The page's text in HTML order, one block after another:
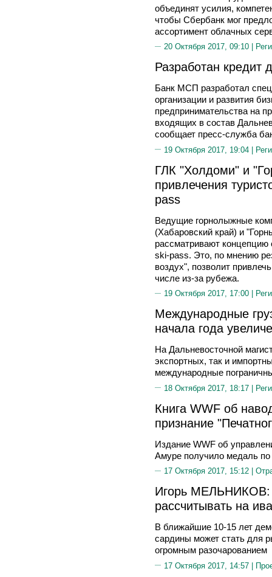
объединят усилия,
чтобы Сбербанк мог
ассортимент облачных
20 Октября 2017, 09:10 |
Разработан кредит
Банк МСП разработал
организации и развития
предпринимательства на
входящих в состав
сообщает пресс-служба
19 Октября 2017, 19:04 |
ГЛК "Холдоми" и
привлечения
pass
Ведущие горнолыжные
(Хабаровский край) и
рассматривают концепцию
ski-pass. Это, по мнению
воздух", позволит
числе из-за рубежа.
19 Октября 2017, 17:00 |
Международные
начала года
На Дальневосточной
экспортных, так и
международные
18 Октября 2017, 18:17 |
Книга WWF об
признание
Издание WWF об
Амуре получило медаль по
17 Октября 2017, 15:12 |
Игорь МЕЛЬНИКОВ:
рассчитывать на
В ближайшие 10-15 лет
сардины может стать для
огромным разочарованием
17 Октября 2017, 14:57 |